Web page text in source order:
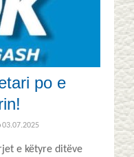
po e
03.07.2025
e këtyre ditëve